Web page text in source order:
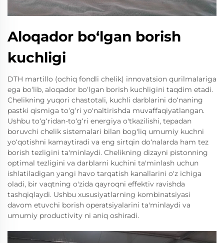
Aloqador bo‘lgan borish
kuchligi
DTH martillo (ochiq fondli chelik) innovatsion qurilmalariga
ega bo‘lib, aloqador bo‘lgan borish kuchligini taqdim etadi.
Chelikning yuqori chastotali, kuchli darblarini do‘naning
pastki qismiga to‘g‘ri yo'naltirishda muvaffaqiyatlangan.
Ushbu to‘g‘ridan-to‘g‘ri energiya o'tkazilishi, tepadan
boruvchi chelik sistemalari bilan bog'liq umumiy kuchni
yo‘qotishni kamaytiradi va eng sirtqin do‘nalarda ham tez
borish tezligini ta'minlaydi. Chelikning dizayni pistonning
optimal tezligini va darblarni kuchini ta'minlash uchun
ishlatiladigan yangi havo tarqatish kanallarini o'z ichiga
oladi, bir vaqtning o'zida qayroqni effektiv ravishda
tashqiqlaydi. Ushbu xususiyatlarning kombinatsiyasi
davom etuvchi borish operatsiyalarini ta'minlaydi va
umumiy productivity ni aniq oshiradi.